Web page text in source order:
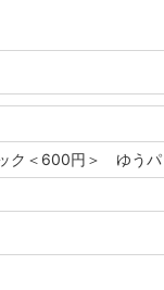
ク＜600円＞ ゆうパ